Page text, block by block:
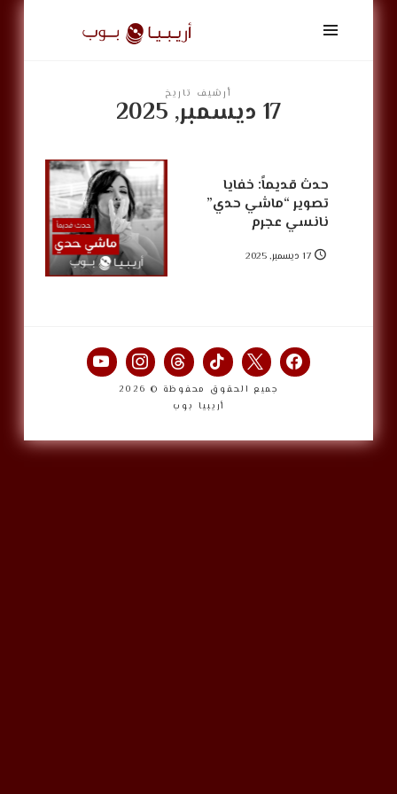
أريبيا
بوب
ArabiaPopأرشيف تاريخ
17 ديسمبر, 2025
حدث قديماً: خفايا
تصوير “ماشي حدي”
نانسي عجرم
17 ديسمبر, 2025
جميع الحقوق محفوظة © 2026
أريبيا بوب